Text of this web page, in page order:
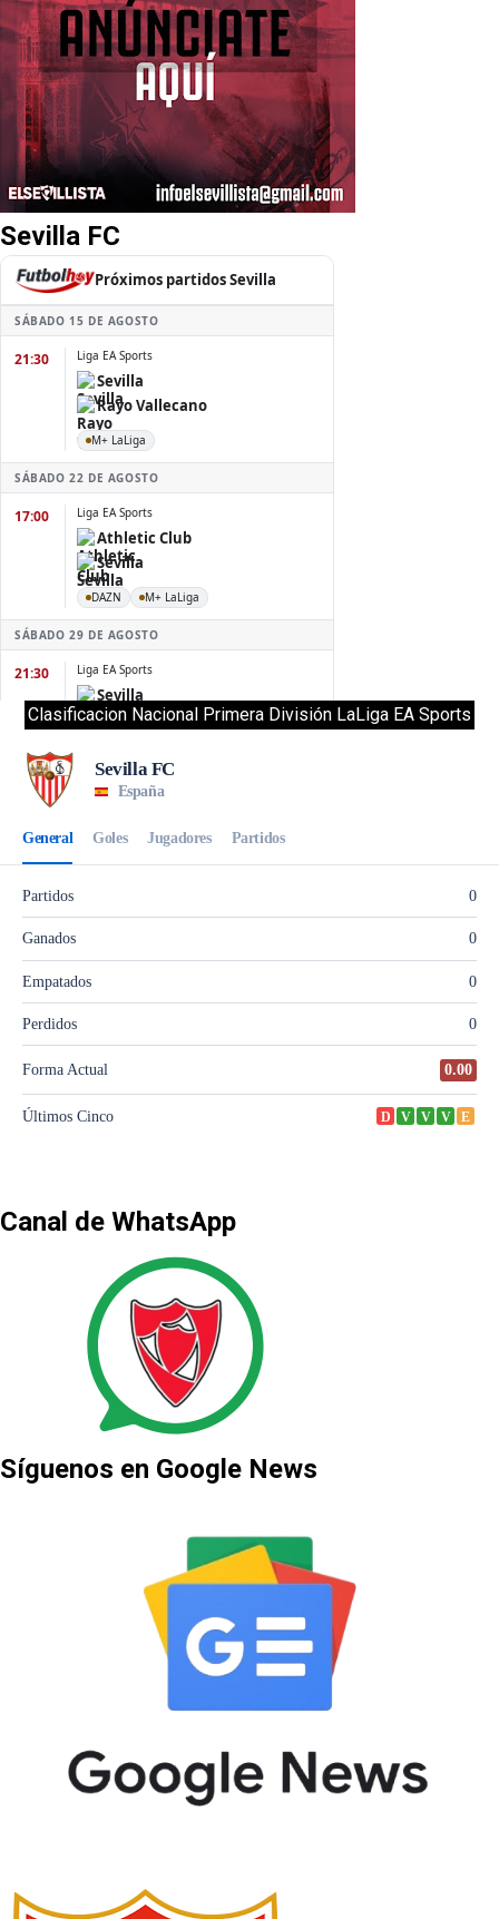
Sevilla FC
Clasificacion Nacional Primera División LaLiga EA Sports
Canal de WhatsApp
Síguenos en Google News